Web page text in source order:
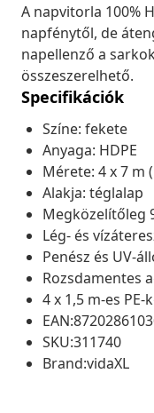
A napvitorla 100%
napfénytől, de
napellenző a
összeszerelhető.
Specifikációk
Színe: fekete
Anyaga: HDPE
Mérete: 4 x 7 m
Alakja: téglalap
Megközelítőleg
Lég- és
Penész és UV-
Rozsdamentes
4 x 1,5 m-es PE-
SKU:311740
Brand:vidaXL